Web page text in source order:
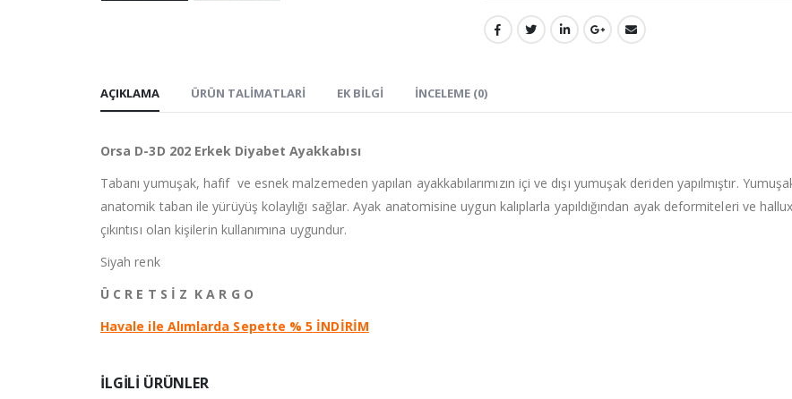
AÇIKLAMA ÜRÜN TALIMATLARI EK BILGI İNCELEME (0)
Orsa D-3D 202 Erkek Diyabet Ayakkabısı
Tabanı yumuşak, hafif ve esnek malzemeden yapılan ayakkabılarımızın içi ve dışı yumuşak deriden yapılmıştır.
anatomik taban ile yürüyüş kolaylığı sağlar. Ayak anatomisine uygun kalıplarla yapıldığından ayak deformiteleri ve
çıkıntısı olan kişilerin kullanımına uygundur.
Siyah renk
Ü C R E T S İ Z K A R G O
Havale ile Alımlarda Sepette % 5 İNDİRİM
ILGILI ÜRÜNLER